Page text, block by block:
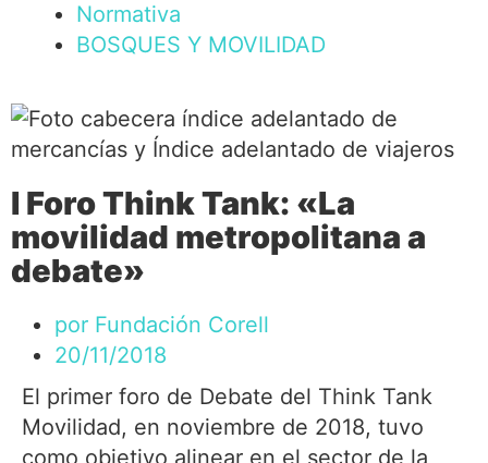
Normativa
BOSQUES Y MOVILIDAD
I Foro Think Tank: «La
movilidad metropolitana a
debate»
por Fundación Corell
20/11/2018
El primer foro de Debate del Think Tank
Movilidad, en noviembre de 2018, tuvo
como objetivo alinear en el sector de la